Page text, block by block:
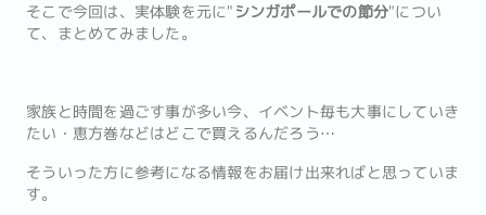
そこで今回は、実体験を元に" シンガポールでの節分"につい
て、まとめてみました。
家族と時間を過ごす事が多い今、イベント毎も大事にしていき
たい・恵方巻などはどこで買えるんだろう…
そういった方に参考になる情報をお届け出来ればと思っていま
す。